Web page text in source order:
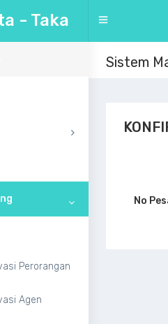
- Taka
Perorangan
Agen
Sistem
No